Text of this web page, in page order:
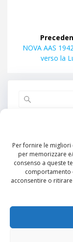
Per fornire le
per memorizzare
consenso a queste
comportamento
acconsentire o
articoli
Articolo
precedente:
NOVA AAS
verso la